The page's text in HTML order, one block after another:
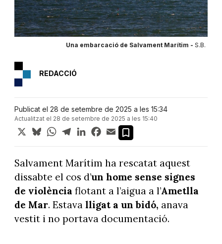
Una embarcació de Salvament Marítim - S.B.
REDACCIÓ
Publicat el 28 de setembre de 2025 a les 15:34
Actualitzat el 28 de setembre de 2025 a les 15:40
X BlueskyWhatsApp
TelegramLinkedInFacebook
Email
Salvament Marítim ha rescatat aquest
dissabte el cos d’un home sense signes
de violència flotant a l’aigua a l’Ametlla
de Mar. Estava lligat a un bidó, anava
vestit i no portava documentació.